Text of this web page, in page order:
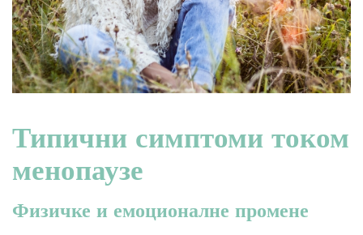
Типични симптоми током
менопаузе
Физичке и емоционалне промене